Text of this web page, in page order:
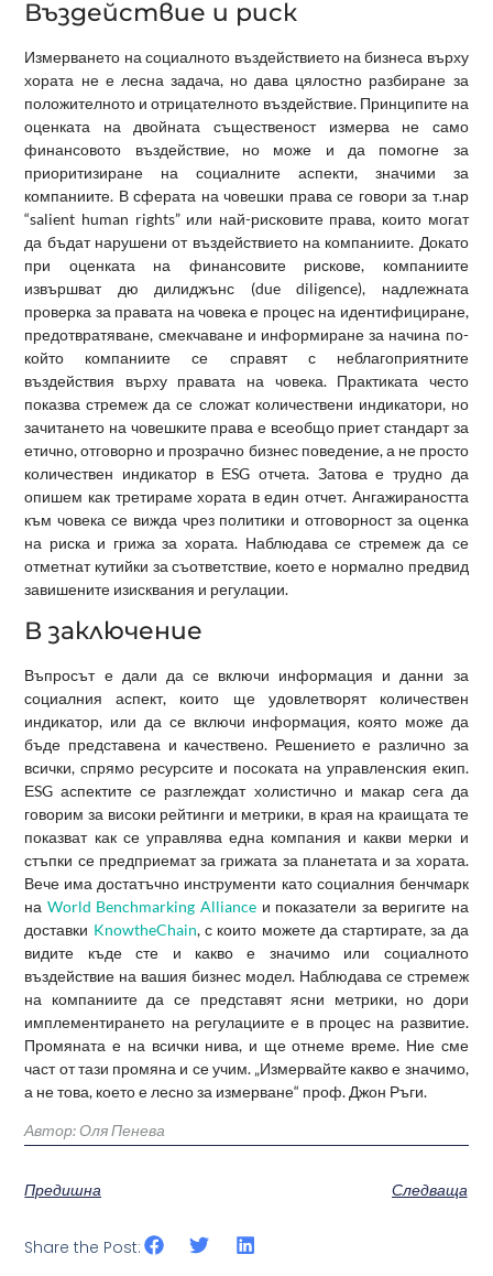
Въздействие и риск
Измерването на социалното въздействието на бизнеса върху
хората не е лесна задача, но дава цялостно разбиране за
положителното и отрицателното въздействие. Принципите на
оценката на двойната същественост измерва не само
финансовото въздействие, но може и да помогне за
приоритизиране на социалните аспекти, значими за
компаниите. В сферата на човешки права се говори за т.нар
“salient human rights” или най-рисковите права, които могат
да бъдат нарушени от въздействието на компаниите. Докато
при оценката на финансовите рискове, компаниите
извършват дю дилиджънс (due diligence), надлежната
проверка за правата на човека е процес на идентифициране,
предотвратяване, смекчаване и информиране за начина по-
който компаниите се справят с неблагоприятните
въздействия върху правата на човека. Практиката често
показва стремеж да се сложат количествени индикатори, но
зачитането на човешките права е всеобщо приет стандарт за
етично, отговорно и прозрачно бизнес поведение, а не просто
количествен индикатор в ЕSG отчета. Затова е трудно да
опишем как третираме хората в един отчет. Ангажираността
към човека се вижда чрез политики и отговорност за оценка
на риска и грижа за хората. Наблюдава се стремеж да се
отметнат кутийки за съответствие, което е нормално предвид
завишените изисквания и регулации.
В заключение
Въпросът е дали да се включи информация и данни за
социалния аспект, които ще удовлетворят количествен
индикатор, или да се включи информация, която може да
бъде представена и качествено. Решението е различно за
всички, спрямо ресурсите и посоката на управленския екип.
ЕSG аспектите се разглеждат холистично и макар сега да
говорим за високи рейтинги и метрики, в края на краищата те
показват как се управлява една компания и какви мерки и
стъпки се предприемат за грижата за планетата и за хората.
Вече има достатъчно инструменти като социалния бенчмарк
на Wоrld Benchmarking Allianceи показатели за веригите на
доставки KnowtheChain, с които можете да стартирате, за да
видите къде сте и какво е значимо или социалното
въздействие на вашия бизнес модел. Наблюдава се стремеж
на компаниите да се представят ясни метрики, но дори
имплементирането на регулациите е в процес на развитие.
Промяната е на всички нива, и ще отнеме време. Ние сме
част от тази промяна и се учим. „Измервайте какво е значимо,
а не това, което е лесно за измерване“ проф. Джон Ръги.
Автор: Оля Пенева
Предишна Следваща
Share the Post: